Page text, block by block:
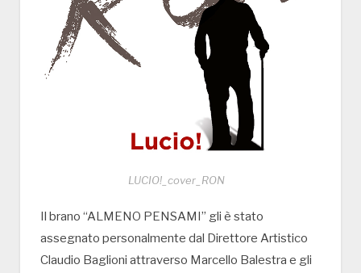
LUCIO!_cover_RON
Il brano “ALMENO PENSAMI” gli è stato
assegnato personalmente dal Direttore Artistico
Claudio Baglioni attraverso Marcello Balestra e gli